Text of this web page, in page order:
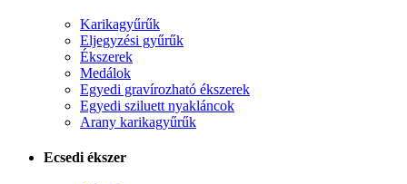
Karikagyűrűk
Eljegyzési gyűrűk
Ékszerek
Medálok
Egyedi gravírozható ékszerek
Egyedi sziluett nyakláncok
Arany karikagyűrűk
Ecsedi ékszer